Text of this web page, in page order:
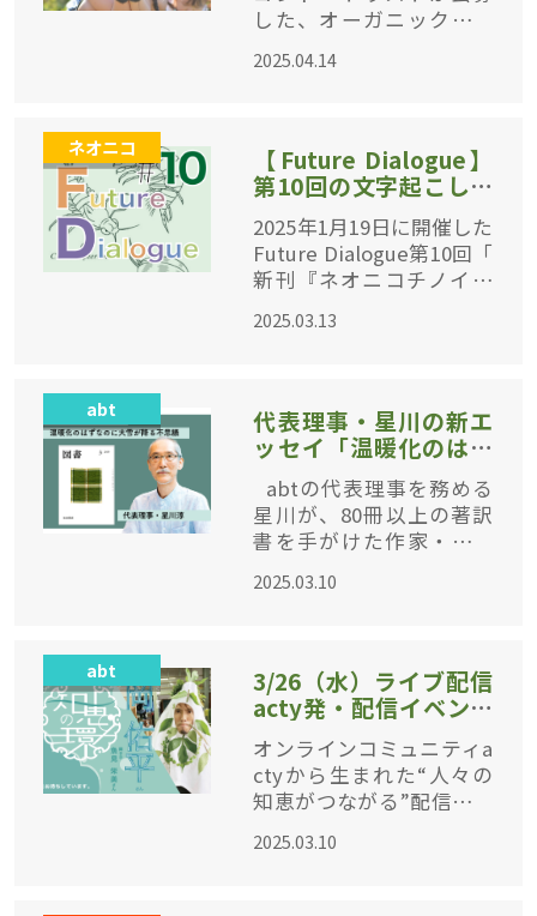
した、オーガニックシフ
ガニック給食推進プログ
00円の助成を
2025.04.14
【Future Dialogue】
第10回の文字起こし記
事を公開しました
2025年1月19日に開催した
Future Dialogue第10回「
新刊『ネオニコチノイド
著者に聞くネオニコの問
し稿を加
2025.03.13
ネオニコ
代表理事・星川の新エ
ッセイ「温暖化のはず
なのに大雪が降る不思
議」公開
abtの代表理事を務める
星川が、80冊以上の著訳
書を手がけた作家・翻訳
の方が多いかもしれませ
3月号）に寄稿したエッセ
2025.03.10
abt
3/26（水）ライブ配信
acty発・配信イベント
第2回「知恵の環（わ
）」ゲスト：岡佑平さ
ん（芦生山の家館長）
オンラインコミュニティa
ctyから生まれた“人々の
知恵がつながる”配信イベ
を開催します。actyメン
2025.03.10
abt